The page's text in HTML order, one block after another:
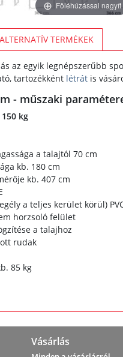
Föléhúzással nagyít
ALTERNATÍV TERMÉKEK
az egyik legnépszerűbb
tartozékként létrátis
- műszaki
150 kg
a talajtól 70 cm
kb. 180 cm
kb. 407 cm
a teljes kerület körül)
horzsoló felület
a talajhoz
rudak
85 kg
Vásárlás